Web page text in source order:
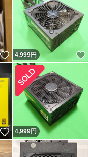
いいね！
4,999円
いいね！
4,999円